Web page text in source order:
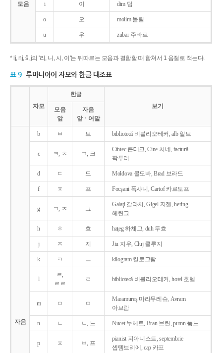
모음 i 이 dim 딤
o 오 molim 몰림
u 우 zubar 주바르
* lj, nj, š, j의 '리, 니, 시, 이'는 뒤따르는 모음과 결합할 때 합쳐서 1 음절로 적는다.
표 9 루마니아어 자모와 한글 대조표
자모
한글
보기
모음
앞
자음
앞ㆍ어말
자음
b ㅂ 브 bibliotecǎ 비블리오테커, alb 알브
c ㅋ, ㅊ ㄱ, 크
Cîntec 큰테크, Cine 치네, facturǎ
팍투러
d ㄷ 드 Moldova 몰도바, Brad 브라드
f ㅍ 프 Focşani 폭샤니, Cartof 카르토프
g ㄱ, ㅈ 그
Galaţi 갈라치, Gigel 지젤, hering
헤린그
h ㅎ 흐 haţeg 하체그, duh 두흐
j ㅈ 지 Jiu 지우, Cluj 클루지
k ㅋ ㅡ kilogram 킬로그람
l
ㄹ,
ㄹㄹ
ㄹ bibliotecǎ 비블리오테커, hotel 호텔
m ㅁ ㅁ
Maramureş 마라무레슈, Avram
아브람
n ㄴ ㄴ, 느 Nucet 누체트, Bran 브란, pumn 품느
p ㅍ ㅂ, 프
pianist 피아니스트, septembrie
셉템브리에, cap 카프